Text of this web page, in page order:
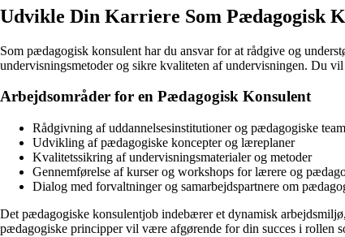
Udvikle Din Karriere Som Pædagogisk
Som pædagogisk konsulent har du ansvar for at rådgive og
undervisningsmetoder og sikre kvaliteten af undervisningen. Du
Arbejdsområder for en Pædagogisk Konsulent
Rådgivning af uddannelsesinstitutioner og pædagogiske
Udvikling af pædagogiske koncepter og læreplaner
Kvalitetssikring af undervisningsmaterialer og metoder
Gennemførelse af kurser og workshops for lærere og
Dialog med forvaltninger og samarbejdspartnere om
Det pædagogiske konsulentjob indebærer et dynamisk
pædagogiske principper vil være afgørende for din succes i rollen